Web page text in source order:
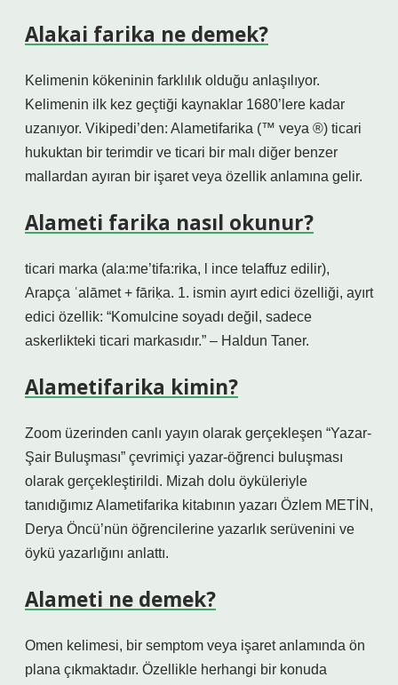
Alakai farika ne demek?
Kelimenin kökeninin farklılık olduğu anlaşılıyor.
Kelimenin ilk kez geçtiği kaynaklar 1680’lere kadar
uzanıyor. Vikipedi’den: Alametifarika (™ veya ®) ticari
hukuktan bir terimdir ve ticari bir malı diğer benzer
mallardan ayıran bir işaret veya özellik anlamına gelir.
Alameti farika nasıl okunur?
ticari marka (ala:me’tifa:rika, l ince telaffuz edilir),
Arapça ʿalāmet + fāriḳa. 1. ismin ayırt edici özelliği, ayırt
edici özellik: “Komulcine soyadı değil, sadece
askerlikteki ticari markasıdır.” – Haldun Taner.
Alametifarika kimin?
Zoom üzerinden canlı yayın olarak gerçekleşen “Yazar-
Şair Buluşması” çevrimiçi yazar-öğrenci buluşması
olarak gerçekleştirildi. Mizah dolu öyküleriyle
tanıdığımız Alametifarika kitabının yazarı Özlem METİN,
Derya Öncü’nün öğrencilerine yazarlık serüvenini ve
öykü yazarlığını anlattı.
Alameti ne demek?
Omen kelimesi, bir semptom veya işaret anlamında ön
plana çıkmaktadır. Özellikle herhangi bir konuda